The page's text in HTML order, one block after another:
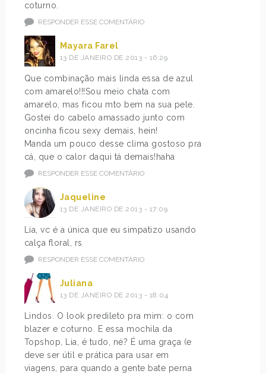
coturno.
RESPONDER ESSE COMENTÁRIO
Mayara Farel
13 DE JANEIRO DE 2013 - 16:29
Que combinação mais linda essa de azul
com amarelo!!!Sou meio chata com
amarelo, mas ficou mto bem na sua pele.
Gostei do cabelo amassado junto com
oncinha ficou sexy demais, hein!
Manda um pouco desse clima gostoso pra
cá, que o calor daqui tá demais!haha
RESPONDER ESSE COMENTÁRIO
Jaqueline
13 DE JANEIRO DE 2013 - 17:09
Lia, vc é a única que eu simpatizo usando
calça floral, rs
RESPONDER ESSE COMENTÁRIO
Juliana
13 DE JANEIRO DE 2013 - 18:04
Lindos. O look predileto pra mim: o com
blazer e coturno. E essa mochila da
Topshop, Lia, é tudo, né? É uma graça (e
deve ser útil e prática para usar em
viagens, para quando a gente bate perna